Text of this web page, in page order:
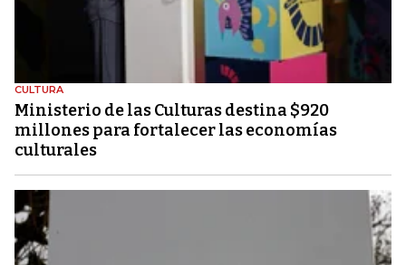
CULTURA
Ministerio de las Culturas destina $920
millones para fortalecer las economías
culturales